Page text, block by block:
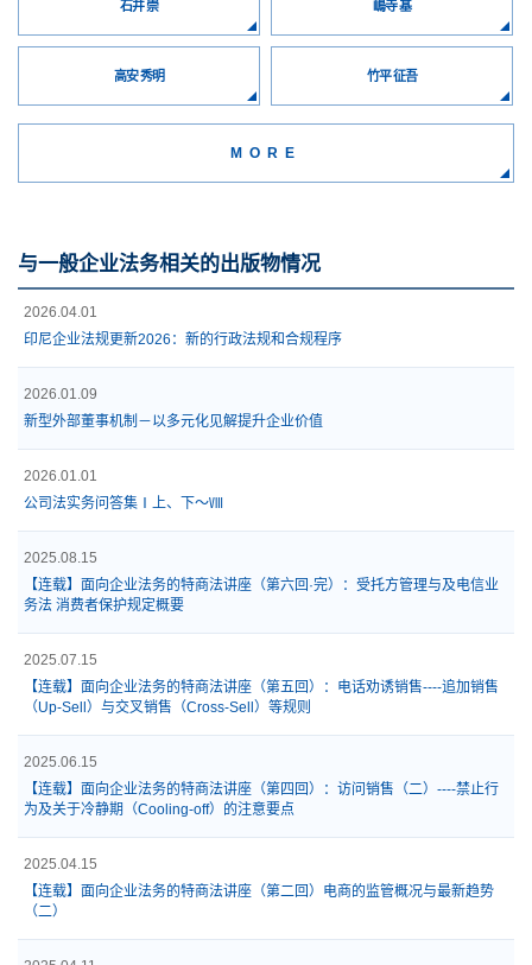
石井 崇 嶋寺 基
高安 秀明 竹平 征吾
MORE
与一般企业法务相关的出版物情况
2026.04.01
印尼企业法规更新2026：新的行政法规和合规程序
2026.01.09
新型外部董事机制－以多元化见解提升企业价值
2026.01.01
公司法实务问答集Ⅰ上、下～Ⅷ
2025.08.15
【连载】面向企业法务的特商法讲座（第六回·完）：受托方管理与及电信业
务法 消费者保护规定概要
2025.07.15
【连载】面向企业法务的特商法讲座（第五回）：电话劝诱销售----追加销售
（Up-Sell）与交叉销售（Cross-Sell）等规则
2025.06.15
【连载】面向企业法务的特商法讲座（第四回）：访问销售（二）----禁止行
为及关于冷静期（Cooling-off）的注意要点
2025.04.15
【连载】面向企业法务的特商法讲座（第二回）电商的监管概况与最新趋势
（二）